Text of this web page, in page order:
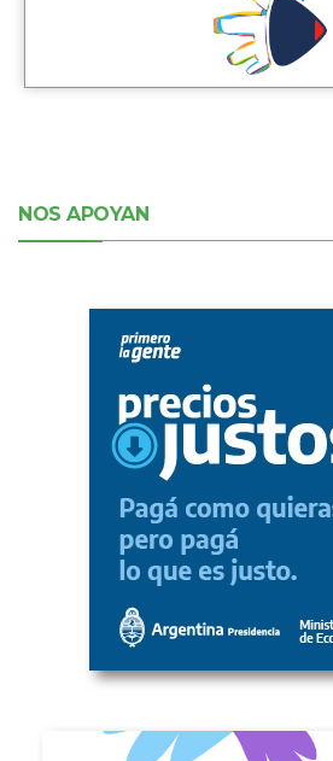
NOS APOYAN